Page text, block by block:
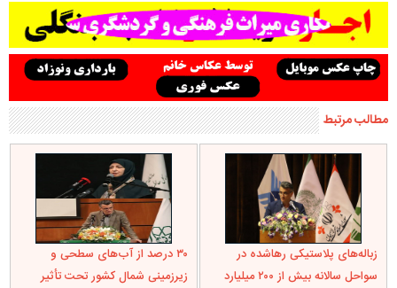
مطالب مرتبط
زباله‌های پلاستیکی رهاشده در
سواحل سالانه بیش از ۲۰۰ میلیارد
۳۰ درصد از آب‌های سطحی و
زیرزمینی شمال کشور تحت تأثیر